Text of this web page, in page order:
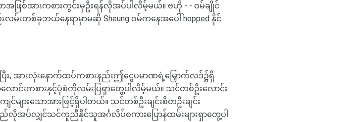
ဖြစ်အားကစားကွင်းမှဦးရန်လိုအပ်ပါလိမ့်မယ်။ ဗဟို - - ဝမ်ချိုင်
မ်းတစ်ခုဘယ်နေရာမှာမဆို Sheung ဝမ်ကနေအပေါ် hopped နိုင်
ပြီး, အားလုံးနောက်ထပ်ကစားနည်းဤငွေပမာဏရဲ့မြှောက်လဒ်၌ရှိ
ာင်းကစားနှင့်ပုံစံကိုလမ်းပြရှာတွေ့ပါလိမ့်မယ်။ သင်တစ်ဦးလောင်း
များသောအားဖြင့်ရှိပါတယ်။ သင်တစ်ဦးချင်းစီတဦးချင်း
အပ်လျှင်သင်ကူညီနိုင်သူအင်္ဂလိပ်စကားပြောန်ထမ်းများရှာတွေ့ပါ